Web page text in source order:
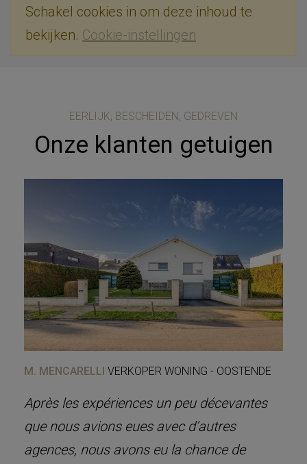
Schakel cookies in om deze inhoud te
bekijken. Cookie-instellingen
EERLIJK, BESCHEIDEN, GEDREVEN
Onze klanten getuigen
M. MENCARELLI VERKOPER WONING - OOSTENDE
Après les expériences un peu décevantes
que nous avions eues avec d’autres
agences, nous avons eu la chance de